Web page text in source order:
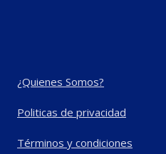
¿Quienes Somos?
Politicas de privacidad
Términos y condiciones